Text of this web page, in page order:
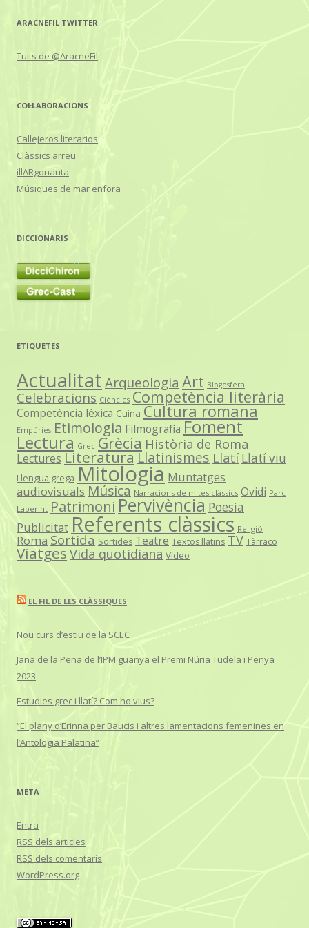
ARACNEFIL TWITTER
Tuits de @AracneFil
COL·LABORACIONS
Callejeros literarios
Clàssics arreu
illARgonauta
Músiques de mar enfora
DICCIONARIS
ETIQUETES
ActualitatArqueologia Art Blogosfera
Celebracions Ciències Competència literària
Competència lèxica Cuina Cultura romana
Empúries Etimologia Filmografia Foment
Lectura Grec Grècia Història de Roma
Lectures LiteraturaLlatinismes Llatí Llatí viu
Llengua grega Mitologia Muntatges
audiovisuals Música Narracions de mites clàssics Ovidi Parc
Laberint PatrimoniPervivència Poesia
PublicitatReferents clàssics Religió
Roma Sortida Sortides Teatre Textos llatins TV Tàrraco
Viatges Vida quotidiana Vídeo
EL FIL DE LES CLÀSSIQUES
Nou curs d’estiu de la SCEC
Jana de la Peña de l’IPM guanya el Premi Núria Tudela i Penya
2023
Estudies grec i llatí? Com ho vius?
“El plany d’Erinna per Baucis i altres lamentacions femenines en
l’Antologia Palatina”
META
Entra
RSS dels articles
RSS dels comentaris
WordPress.org